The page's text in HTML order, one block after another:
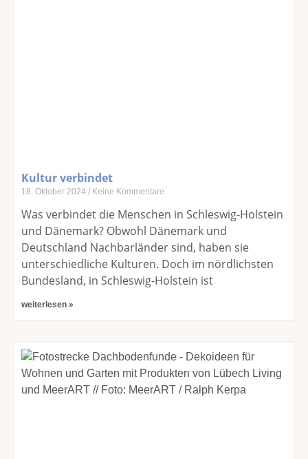
Kultur verbindet
18. Oktober 2024 Keine Kommentare
Was verbindet die Menschen in Schleswig-Holstein
und Dänemark? Obwohl Dänemark und
Deutschland Nachbarländer sind, haben sie
unterschiedliche Kulturen. Doch im nördlichsten
Bundesland, in Schleswig-Holstein ist
weiterlesen »